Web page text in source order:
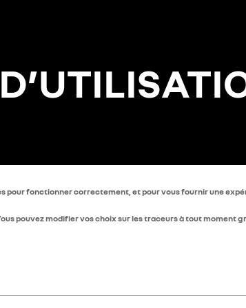
pour fonctionner correctement, et pour vous fournir une
pouvez modifier vos choix sur les traceurs à tout moment